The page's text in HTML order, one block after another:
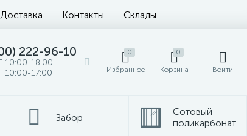
Доставка Контакты Склады
222-96-10
10:00-18:00
17:00
0
Избранное
0
Корзина Войти
Забор
Сотовый
поликарбонат